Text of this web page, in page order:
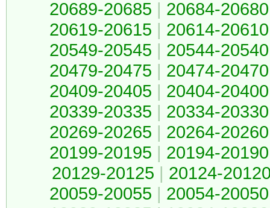
20689-20685 | 20684-20680
20619-20615 | 20614-20610
20549-20545 | 20544-20540
20479-20475 | 20474-20470
20409-20405 | 20404-20400
20339-20335 | 20334-20330
20269-20265 | 20264-20260
20199-20195 | 20194-20190
20129-20125 | 20124-
20059-20055 | 20054-20050